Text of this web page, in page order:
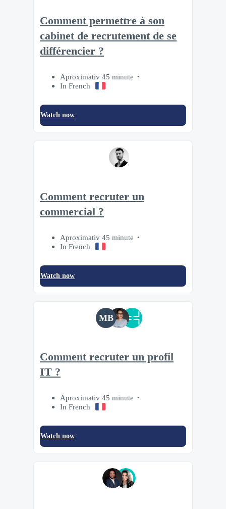
Comment permettre à son
cabinet de recrutement de se
différencier ?
Aproximativ 45 minute
In French
Watch now
Comment recruter un
commercial ?
Aproximativ 45 minute
In French
Watch now
MB
Comment recruter un profil
IT ?
Aproximativ 45 minute
In French
Watch now